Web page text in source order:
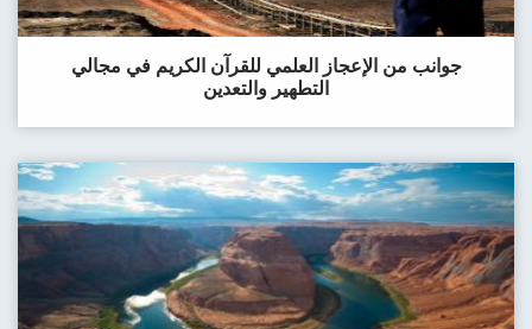
جوانب من الإعجاز العلمي للقرآن الكريم في مجالي
التطهير والتعدين